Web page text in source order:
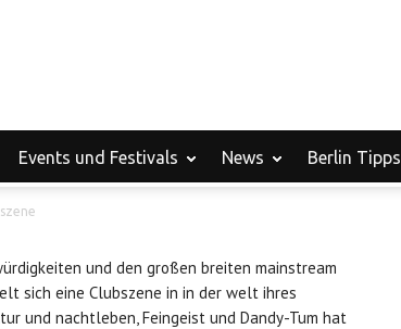
Events und Festivals News Berlin Tipps
und den großen breiten mainstream
sich eine Clubszene in in der welt ihres
und nachtleben, Feingeist und Dandy-Tum hat